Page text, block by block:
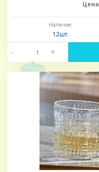
Наличие:
12шт.
- +